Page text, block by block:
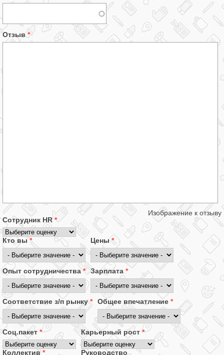
Отзыв*
Изображение к отзыву
Сотрудник HR*
Кто вы* Цены*
Опыт сотрудничества* Зарплата *
Соответствие з/п рынку* Общее впечатление *
Соц.пакет * Карьерный рост *
Коллектив* Руководство